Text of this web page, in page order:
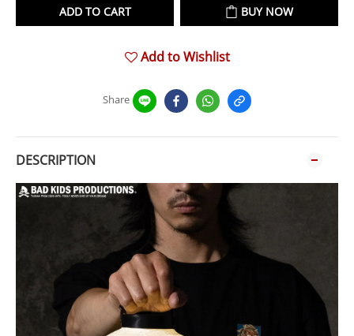
ADD TO CART BUY NOW
Add to Wishlist
Share
DESCRIPTION